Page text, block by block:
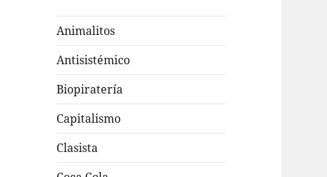
Animalitos
Antisistémico
Biopiratería
Capitalismo
Clasista